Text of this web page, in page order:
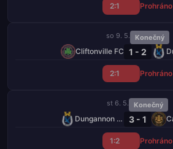
2:1 Prohráno
so 9. 5. Konečný
Cliftonville FC 1 - 2
2:1 Prohráno
st 6. 5. Konečný
Dungannon Swifts 3 - 1
1:2 Prohráno